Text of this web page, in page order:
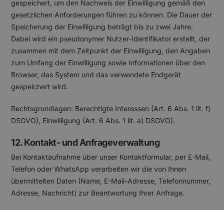
gespeichert, um den Nachweis der Einwilligung gemäß den
gesetzlichen Anforderungen führen zu können. Die Dauer der
Speicherung der Einwilligung beträgt bis zu zwei Jahre.
Dabei wird ein pseudonymer Nutzer-Identifikator erstellt, der
zusammen mit dem Zeitpunkt der Einwilligung, den Angaben
zum Umfang der Einwilligung sowie Informationen über den
Browser, das System und das verwendete Endgerät
gespeichert wird.
Rechtsgrundlagen: Berechtigte Interessen (Art. 6 Abs. 1 lit. f)
DSGVO), Einwilligung (Art. 6 Abs. 1 lit. a) DSGVO).
12. Kontakt- und Anfrageverwaltung
Bei Kontaktaufnahme über unser Kontaktformular, per E-Mail,
Telefon oder WhatsApp verarbeiten wir die von Ihnen
übermittelten Daten (Name, E-Mail-Adresse, Telefonnummer,
Adresse, Nachricht) zur Beantwortung Ihrer Anfrage.